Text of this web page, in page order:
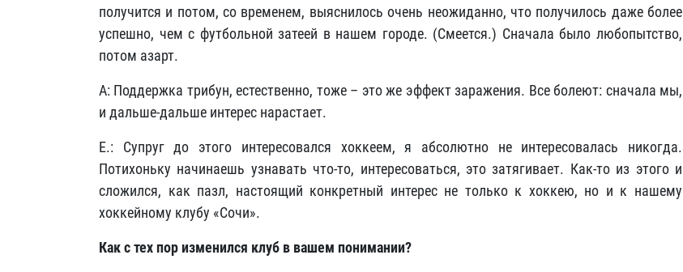
получится и потом, со временем, выяснилось очень неожиданно, что получилось даже более
успешно, чем с футбольной затеей в нашем городе. (Смеется.) Сначала было любопытство,
потом азарт.
А: Поддержка трибун, естественно, тоже – это же эффект заражения. Все болеют: сначала мы,
и дальше-дальше интерес нарастает.
Е.: Супруг до этого интересовался хоккеем, я абсолютно не интересовалась никогда.
Потихоньку начинаешь узнавать что-то, интересоваться, это затягивает. Как-то из этого и
сложился, как пазл, настоящий конкретный интерес не только к хоккею, но и к нашему
хоккейному клубу «Сочи».
Как с тех пор изменился клуб в вашем понимании?